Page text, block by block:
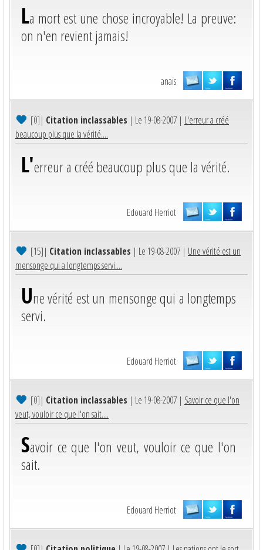
La mort est une chose incroyable! La preuve:
on n'en revient jamais!
anaïs
[0]| Citation inclassables | Le 19-08-2007 | L'erreur a créé
beaucoup plus que la vérité....
L'erreur a créé beaucoup plus que la vérité.
Edouard Herriot
[15]| Citation inclassables | Le 19-08-2007 | Une vérité est un
mensonge qui a longtemps servi....
Une vérité est un mensonge qui a longtemps
servi.
Edouard Herriot
[0]| Citation inclassables | Le 19-08-2007 | Savoir ce que l'on
veut, vouloir ce que l'on sait....
Savoir ce que l'on veut, vouloir ce que l'on
sait.
Edouard Herriot